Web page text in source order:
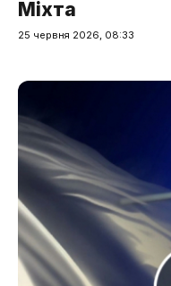
Міхта
25 червня 2026, 08:33